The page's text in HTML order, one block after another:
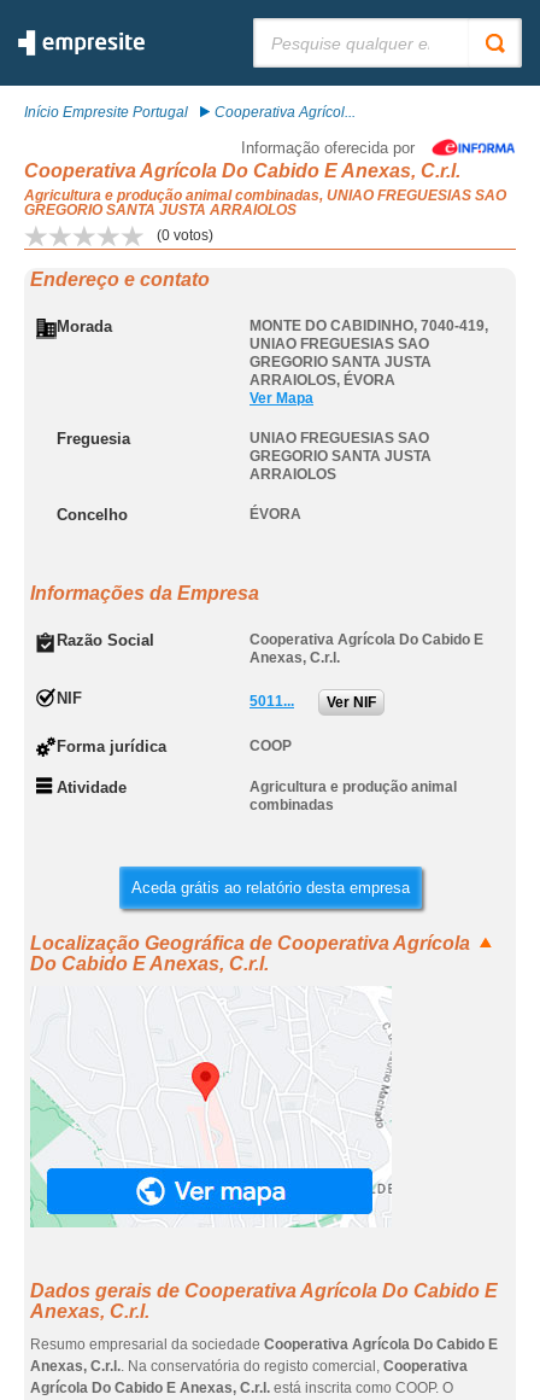
Início Empresite Portugal Cooperativa Agrícol...
Informação oferecida por
Cooperativa Agrícola Do Cabido E Anexas, C.r.l.
Agricultura e produção animal combinadas, UNIAO FREGUESIAS SAO
GREGORIO SANTA JUSTA ARRAIOLOS
(0 votos)
Endereço e contato
Morada MONTE DO CABIDINHO, 7040-419,
UNIAO FREGUESIAS SAO
GREGORIO SANTA JUSTA
ARRAIOLOS, ÉVORA
Ver Mapa
Freguesia
UNIAO FREGUESIAS SAO
GREGORIO SANTA JUSTA
ARRAIOLOS
Concelho ÉVORA
Informações da Empresa
Razão Social
Cooperativa Agrícola Do Cabido E
Anexas, C.r.l.
NIF 5011... Ver NIF
Forma jurídica COOP
Atividade
Agricultura e produção animal
combinadas
Aceda grátis ao relatório desta empresa
Localização Geográfica de Cooperativa Agrícola
Do Cabido E Anexas, C.r.l.
Dados gerais de Cooperativa Agrícola Do Cabido E
Anexas, C.r.l.
Resumo empresarial da sociedade Cooperativa Agrícola Do Cabido E
Anexas, C.r.l.. Na conservatória do registo comercial, Cooperativa
Agrícola Do Cabido E Anexas, C.r.l. está inscrita como COOP. O